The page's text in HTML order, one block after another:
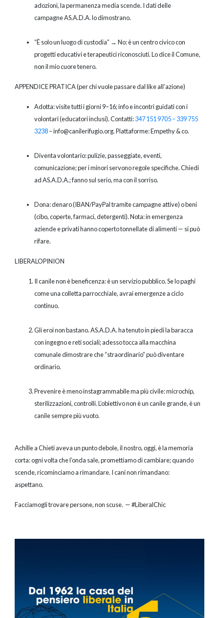
adozioni, la permanenza media scende. I dati delle
campagne AS.A.D.A. lo dimostrano.
“È solo un luogo di custodia” → No: è un centro civico con
progetti educativi e terapeutici riconosciuti. Lo dice il Comune,
non il mio cuore tenero.
APPENDICE PRATICA (per chi vuole passare dal like all’azione)
Adotta: visite tutti i giorni 9–16; info e incontri guidati con i
volontari (educatori inclusi). Contatti:347 151 9705 – 339755
3238– info@canilerifugio.org. Piattaforme: Empethy & co.
Diventa volontario: pulizie, passeggiate, eventi,
comunicazione; per i minori servono regole specifiche. Chiedi
ad AS.A.D.A.; fanno sul serio, ma con il sorriso.
Dona: denaro (IBAN/PayPal tramite campagne attive) o beni
(cibo, coperte, farmaci, detergenti). Nota: in emergenza
aziende e privati hanno coperto tonnellate di alimenti — si può
rifare.
LIBERALOPINION
Il canile non è beneficenza: è un servizio pubblico. Se lo paghi
come una colletta parrocchiale, avrai emergenze a ciclo
continuo.
Gli eroi non bastano. AS.A.D.A. ha tenuto in piedi la baracca
con ingegno e reti sociali; adesso tocca alla macchina
comunale dimostrare che “straordinario” può diventare
ordinario.
Prevenire è meno instagrammabile ma più civile: microchip,
sterilizzazioni, controlli. L’obiettivo non è un canile grande, è un
canile sempre più vuoto.
Achille a Chieti aveva un punto debole, il nostro, oggi, è la memoria
corta: ogni volta che l’onda sale, promettiamo di cambiare; quando
scende, ricominciamo a rimandare. I cani non rimandano:
aspettano.
Facciamogli trovare persone, non scuse. — #LiberalChic